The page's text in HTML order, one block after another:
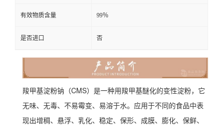
有效物质含量 99％
是否进口 否
羧甲基淀粉钠（CMS）是一种用羧甲基醚化的变性淀粉，它
无味、无毒、不易霉变、易溶于水。应用于不同的食品中表
现出增稠、悬浮、乳化、稳定、保形、成膜、膨化、保鲜、